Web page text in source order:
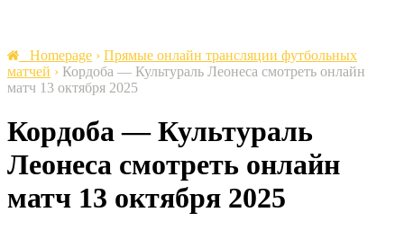
Homepage › Прямые онлайн трансляции футбольных
матчей › Кордоба — Культураль Леонеса cмотреть онлайн
матч 13 октября 2025
Кордоба — Культураль
Леонеса cмотреть онлайн
матч 13 октября 2025